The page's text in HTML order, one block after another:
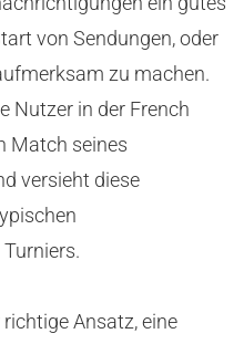
von Sendungen, oder
zu machen.
Nutzer in der French
Match seines
versieht diese
Ansatz, eine